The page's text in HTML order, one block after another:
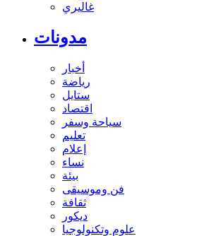
غاليري
مدونات
أخبار
رياضة
ستايل
اقتصاد
سياحة وسفر
تعليم
إعلام
نساء
بيئة
فن وموسيقى
ثقافة
ديكور
علوم وتكنولوجيا